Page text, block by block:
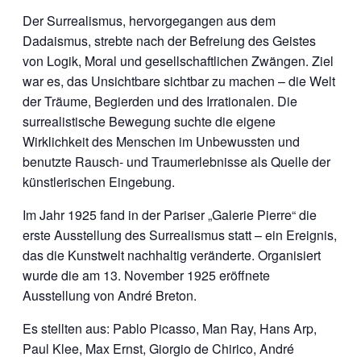
Der Surrealismus, hervorgegangen aus dem
Dadaismus, strebte nach der Befreiung des Geistes
von Logik, Moral und gesellschaftlichen Zwängen. Ziel
war es, das Unsichtbare sichtbar zu machen – die Welt
der Träume, Begierden und des Irrationalen. Die
surrealistische Bewegung suchte die eigene
Wirklichkeit des Menschen im Unbewussten und
benutzte Rausch- und Traumerlebnisse als Quelle der
künstlerischen Eingebung.
Im Jahr 1925 fand in der Pariser „Galerie Pierre“ die
erste Ausstellung des Surrealismus statt – ein Ereignis,
das die Kunstwelt nachhaltig veränderte. Organisiert
wurde die am 13. November 1925 eröffnete
Ausstellung von André Breton.
Es stellten aus: Pablo Picasso, Man Ray, Hans Arp,
Paul Klee, Max Ernst, Giorgio de Chirico, André